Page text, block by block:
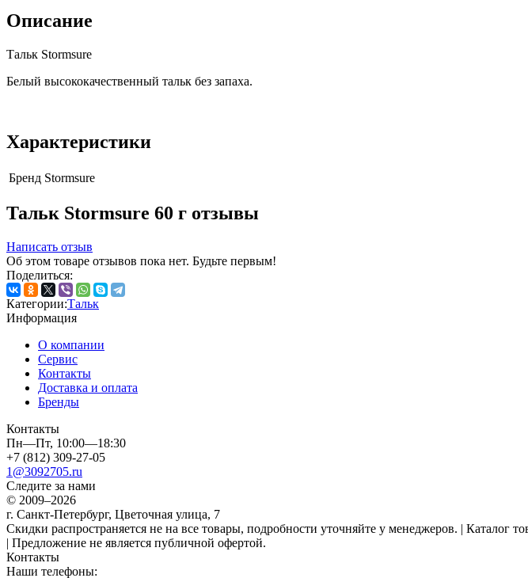
Описание
Тальк Stormsure
Белый высококачественный тальк без запаха.
Характеристики
Бренд Stormsure
Тальк Stormsure 60 г отзывы
Написать отзыв
Об этом товаре отзывов пока нет. Будьте первым!
Поделиться:
Категории:Тальк
Информация
О компании
Сервис
Контакты
Доставка и оплата
Бренды
Контакты
Пн—Пт, 10:00—18:30
+7 (812) 309-27-05
1@3092705.ru
Следите за нами
© 2009–2026
г. Санкт-Петербург, Цветочная улица, 7
Скидки распространяется не на все товары, подробности уточняйте у менеджеров. | Каталог
| Предложение не является публичной офертой.
Контакты
Наши телефоны: